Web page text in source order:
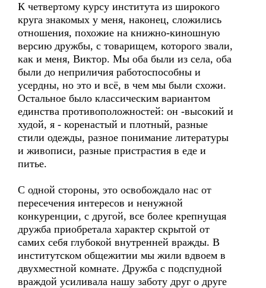
К четвертому курсу института из широкого
круга знакомых у меня, наконец, сложились
отношения, похожие на книжно-киношную
версию дружбы, с товарищем, которого звали,
как и меня, Виктор. Мы оба были из села, оба
были до неприличия работоспособны и
усердны, но это и всё, в чем мы были схожи.
Остальное было классическим вариантом
единства противоположностей: он -высокий и
худой, я - коренастый и плотный, разные
стили одежды, разное понимание литературы
и живописи, разные пристрастия в еде и
питье.
С одной стороны, это освобождало нас от
пересечения интересов и ненужной
конкуренции, с другой, все более крепнущая
дружба приобретала характер скрытой от
самих себя глубокой внутренней вражды. В
институтском общежитии мы жили вдвоем в
двухместной комнате. Дружба с подспудной
враждой усиливала нашу заботу друг о друге